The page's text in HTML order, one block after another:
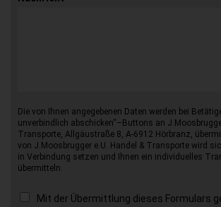
Die von Ihnen angegebenen Daten werden bei
unverbindlich abschicken“–Buttons an
Transporte, Allgäustraße 8, A-6912 Hörbranz,
von J.Moosbrugger e.U. Handel & Transporte wird
in Verbindung setzen und Ihnen ein individuelles
übermitteln.
Mit der Übermittlung dieses Formulars